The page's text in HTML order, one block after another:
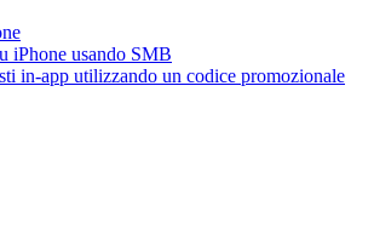
iPhone usando SMB
in-app utilizzando un codice promozionale